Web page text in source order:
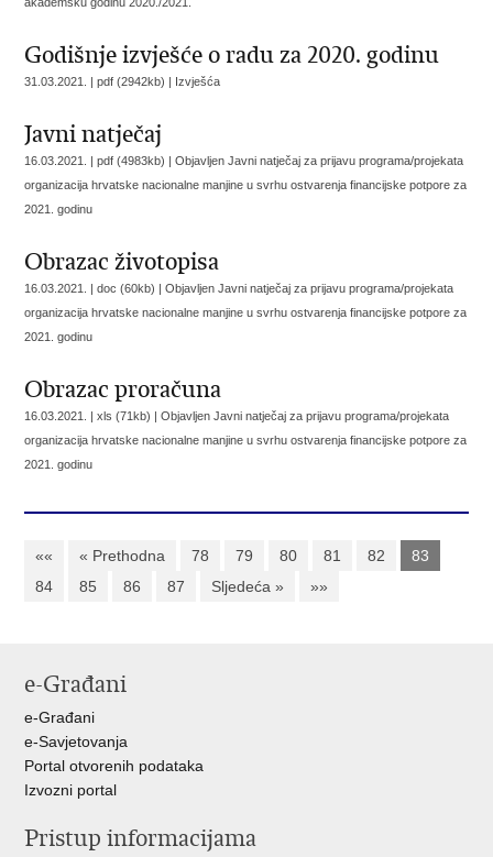
Godišnje izvješće o radu za 2020. godinu
31.03.2021. | pdf (2942kb) | Izvješća
Javni natječaj
16.03.2021. | pdf (4983kb) |Objavljen Javni natječaj za prijavu programa/projekata
organizacija hrvatske nacionalne manjine u svrhu ostvarenja financijske potpore za
2021. godinu
Obrazac životopisa
16.03.2021. | doc (60kb) |Objavljen Javni natječaj za prijavu programa/projekata
organizacija hrvatske nacionalne manjine u svrhu ostvarenja financijske potpore za
2021. godinu
Obrazac proračuna
16.03.2021. | xls (71kb) |Objavljen Javni natječaj za prijavu programa/projekata
organizacija hrvatske nacionalne manjine u svrhu ostvarenja financijske potpore za
2021. godinu
«« « Prethodna 78 79 80 81 82
83
84
85 86 87 Sljedeća » »»
e-Građani
e-Građani
e-Savjetovanja
Portal otvorenih podataka
Izvozni portal
Pristup informacijama